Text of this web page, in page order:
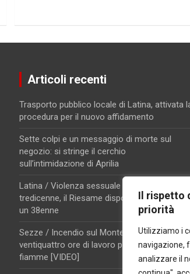
Il rispetto
priorità
Utilizziamo i
navigazione,
analizzare il
Articoli recenti
Trasporto pubblico locale di Latina, attivata
procedura per il nuovo affidamento
Sette colpi e un messaggio di morte sul
negozio: si stringe il cerchio
sull’intimidazione di Aprilia
Latina / Violenza sessuale su una
tredicenne, il Riesame dispone il carcere per
un 38enne
Sezze / Incendio sul Monte Trevi,
ventiquattro ore di lavoro per domare le
fiamme [VIDEO]